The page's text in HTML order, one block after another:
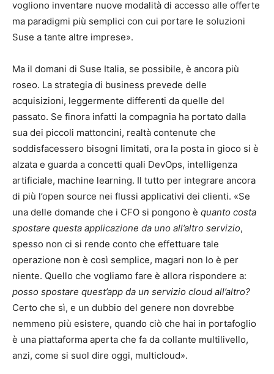
vogliono inventare nuove modalità di accesso alle offerte
ma paradigmi più semplici con cui portare le soluzioni
Suse a tante altre imprese».
Ma il domani di Suse Italia, se possibile, è ancora più
roseo. La strategia di business prevede delle
acquisizioni, leggermente differenti da quelle del
passato. Se finora infatti la compagnia ha portato dalla
sua dei piccoli mattoncini, realtà contenute che
soddisfacessero bisogni limitati, ora la posta in gioco si è
alzata e guarda a concetti quali DevOps, intelligenza
artificiale, machine learning. Il tutto per integrare ancora
di più l’open source nei flussi applicativi dei clienti. «Se
una delle domande che i CFO si pongono è quanto costa
spostare questa applicazione da uno all’altro servizio,
spesso non ci si rende conto che effettuare tale
operazione non è così semplice, magari non lo è per
niente. Quello che vogliamo fare è allora rispondere a:
posso spostare quest’app da un servizio cloud all’altro?
Certo che sì, e un dubbio del genere non dovrebbe
nemmeno più esistere, quando ciò che hai in portafoglio
è una piattaforma aperta che fa da collante multilivello,
anzi, come si suol dire oggi, multicloud».